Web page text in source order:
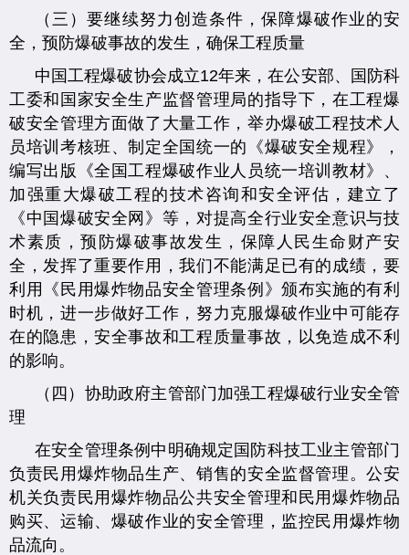
（三）要继续努力创造条件，保障爆破作业的安
全，预防爆破事故的发生，确保工程质量
中国工程爆破协会成立12年来，在公安部、国防科
工委和国家安全生产监督管理局的指导下，在工程爆
破安全管理方面做了大量工作，举办爆破工程技术人
员培训考核班、制定全国统一的《爆破安全规程》，
编写出版《全国工程爆破作业人员统一培训教材》、
加强重大爆破工程的技术咨询和安全评估，建立了
《中国爆破安全网》等，对提高全行业安全意识与技
术素质，预防爆破事故发生，保障人民生命财产安
全，发挥了重要作用，我们不能满足已有的成绩，要
利用《民用爆炸物品安全管理条例》颁布实施的有利
时机，进一步做好工作，努力克服爆破作业中可能存
在的隐患，安全事故和工程质量事故，以免造成不利
的影响。
（四）协助政府主管部门加强工程爆破行业安全管
理
在安全管理条例中明确规定国防科技工业主管部门
负责民用爆炸物品生产、销售的安全监督管理。公安
机关负责民用爆炸物品公共安全管理和民用爆炸物品
购买、运输、爆破作业的安全管理，监控民用爆炸物
品流向。